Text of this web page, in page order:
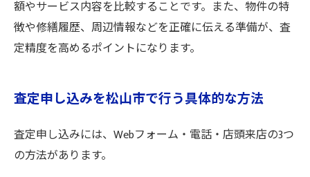
額やサービス内容を比較することです。また、物件の特
徴や修繕履歴、周辺情報などを正確に伝える準備が、査
定精度を高めるポイントになります。
査定申し込みを松山市で行う具体的な方法
査定申し込みには、Webフォーム・電話・店頭来店の3つ
の方法があります。